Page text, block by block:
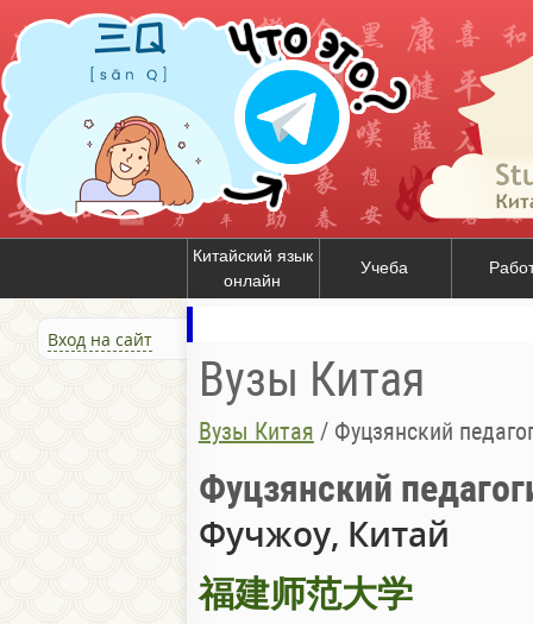
Китайский язык
онлайн
Учеба
Вход на сайт
Вузы Китая
Вузы Китая / Фуцзянский
Фуцзянский
Фучжоу, Китай
福建师范大学